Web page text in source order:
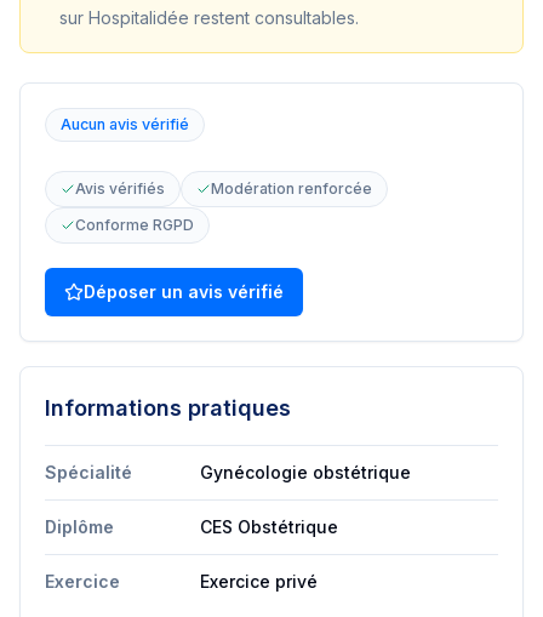
sur Hospitalidée restent consultables.
Aucun avis vérifié
Avis vérifiés
Modération renforcée
Conforme RGPD
Déposer un avis vérifié
Informations pratiques
Spécialité Gynécologie obstétrique
Diplôme CES Obstétrique
Exercice Exercice privé